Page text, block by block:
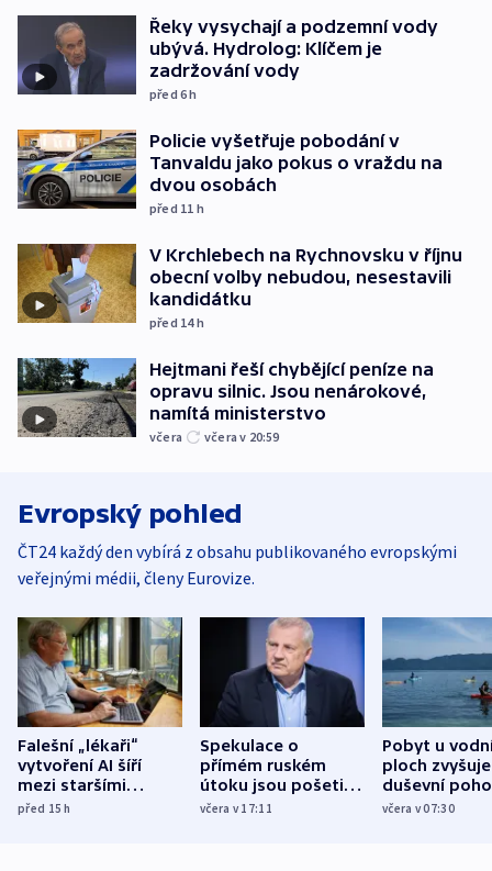
Řeky vysychají a podzemní vody
ubývá. Hydrolog: Klíčem je
zadržování vody
před 6h
Policie vyšetřuje pobodání v
Tanvaldu jako pokus o vraždu na
dvou osobách
před 11 h
V Krchlebech na Rychnovsku v říjnu
obecní volby nebudou, nesestavili
kandidátku
před 14h
Hejtmani řeší chybějící peníze na
opravu silnic. Jsou nenárokové,
namítá ministerstvo
včera včera v 20:59
Evropský pohled
ČT24 každý den vybírá z obsahu publikovaného evropskými
veřejnými médii, členy Eurovize.
Falešní „lékaři“
vytvoření AI šíří
mezi staršími
Poláky nebezpečné
před 15h
Spekulace o
přímém ruském
útoku jsou pošetilé,
míní estonský
včera v 17:11
Pobyt u
ploch zvyšuje
duševní
ukázala
včera v 07:30